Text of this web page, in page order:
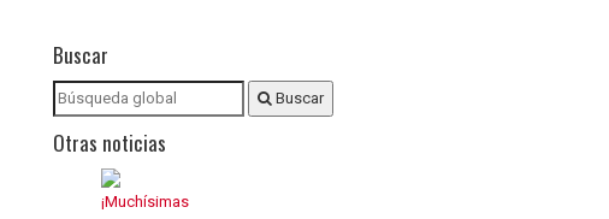
Buscar
Buscar
Otras noticias